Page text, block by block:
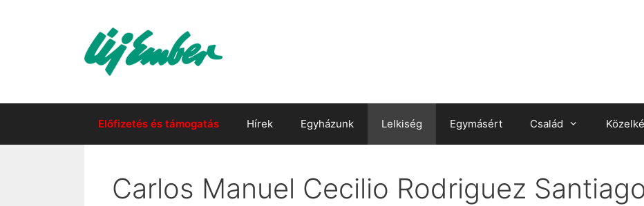
Előfizetés és támogatás Hírek Egyházunk Lelkiség Egymásért Család
Carlos Manuel Cecilio Rodriguez